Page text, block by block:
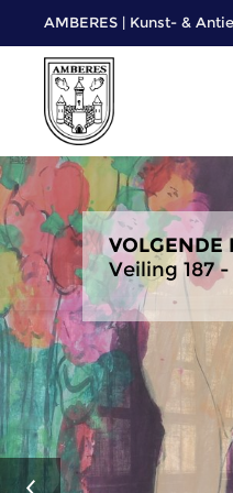
AMBERES | Kunst- &
VORIGE
Veiling